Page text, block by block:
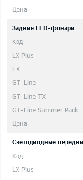
Задние LED-фонари
Светодиодные